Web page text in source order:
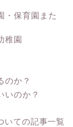
・保育園また
稚園
のか？
いのか？
いての記事一覧